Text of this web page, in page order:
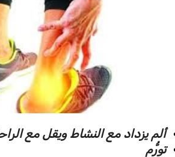
ألم يزداد مع النشاط ويقل مع الراحة
تورُّم